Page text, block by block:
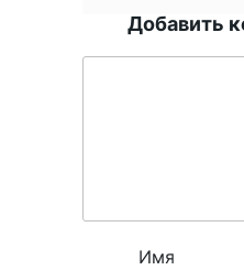
Добавить
Имя